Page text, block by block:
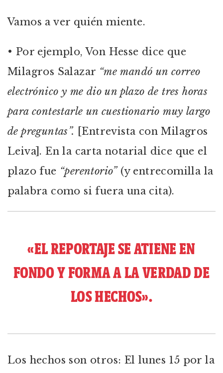
Vamos a ver quién miente.
• Por ejemplo, Von Hesse dice que
Milagros Salazar “me mandó un correo
electrónico y me dio un plazo de tres horas
para contestarle un cuestionario muy largo
de preguntas”. [Entrevista con Milagros
Leiva]. En la carta notarial dice que el
plazo fue “perentorio”(y entrecomilla la
palabra como si fuera una cita).
«EL REPORTAJE SE ATIENE EN
FONDO Y FORMA A LA VERDAD DE
LOS HECHOS».
Los hechos son otros: El lunes 15 por la